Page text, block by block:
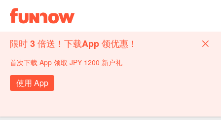
限时 3 倍送！下载App 领优惠！
首次下载 App 领取 JPY 1200 新户礼
使用 App